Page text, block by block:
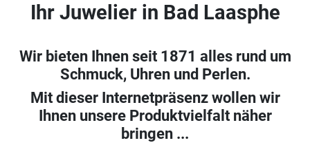
Ihr Juwelier in Bad Laasphe
Wir bieten Ihnen seit 1871 alles rund um
Schmuck, Uhren und Perlen.
Mit dieser Internetpräsenz wollen wir
Ihnen unsere Produktvielfalt näher
bringen ...